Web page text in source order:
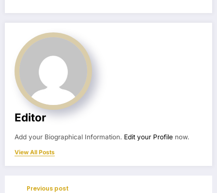
Editor
Add your Biographical Information. Edit your Profile now.
View All Posts
Previous post